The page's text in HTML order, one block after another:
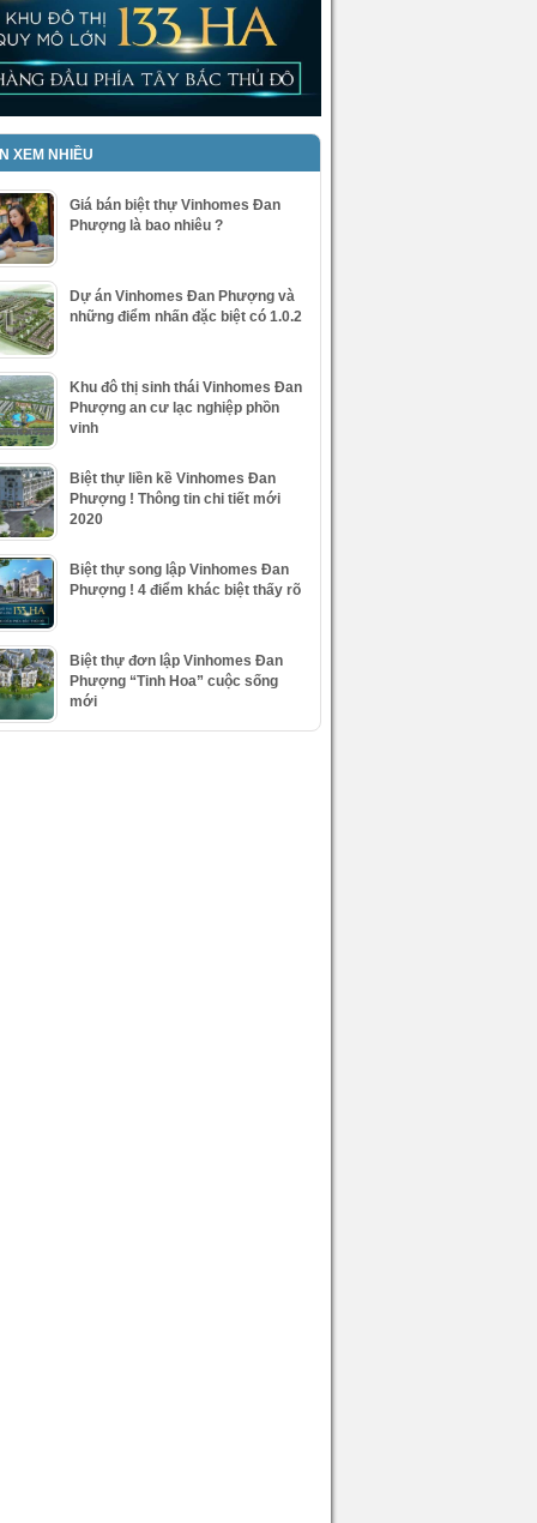
XEM NHIỀU
Giá bán biệt thự Vinhomes Đan
Phượng là bao nhiêu ?
Dự án Vinhomes Đan Phượng và
những điểm nhấn đặc biệt có 1.0.2
Khu đô thị sinh thái Vinhomes Đan
Phượng an cư lạc nghiệp phồn
vinh
Biệt thự liền kề Vinhomes Đan
Phượng ! Thông tin chi tiết mới
2020
Biệt thự song lập Vinhomes Đan
Phượng ! 4 điểm khác biệt thấy rõ
Biệt thự đơn lập Vinhomes Đan
Phượng “Tinh Hoa” cuộc sống
mới